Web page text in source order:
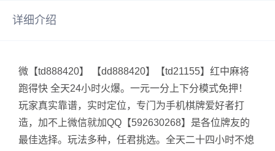
详细介绍
微【td888420】 【dd888420】【td21155】红中麻将
跑得快 全天24小时火爆。一元一分上下分模式免押！
玩家真实靠谱，实时定位，专门为手机棋牌爱好者打
造，加不上微信就加QQ【592630268】是各位牌友的
最佳选择。玩法多种，任君挑选。全天二十四小时不熄